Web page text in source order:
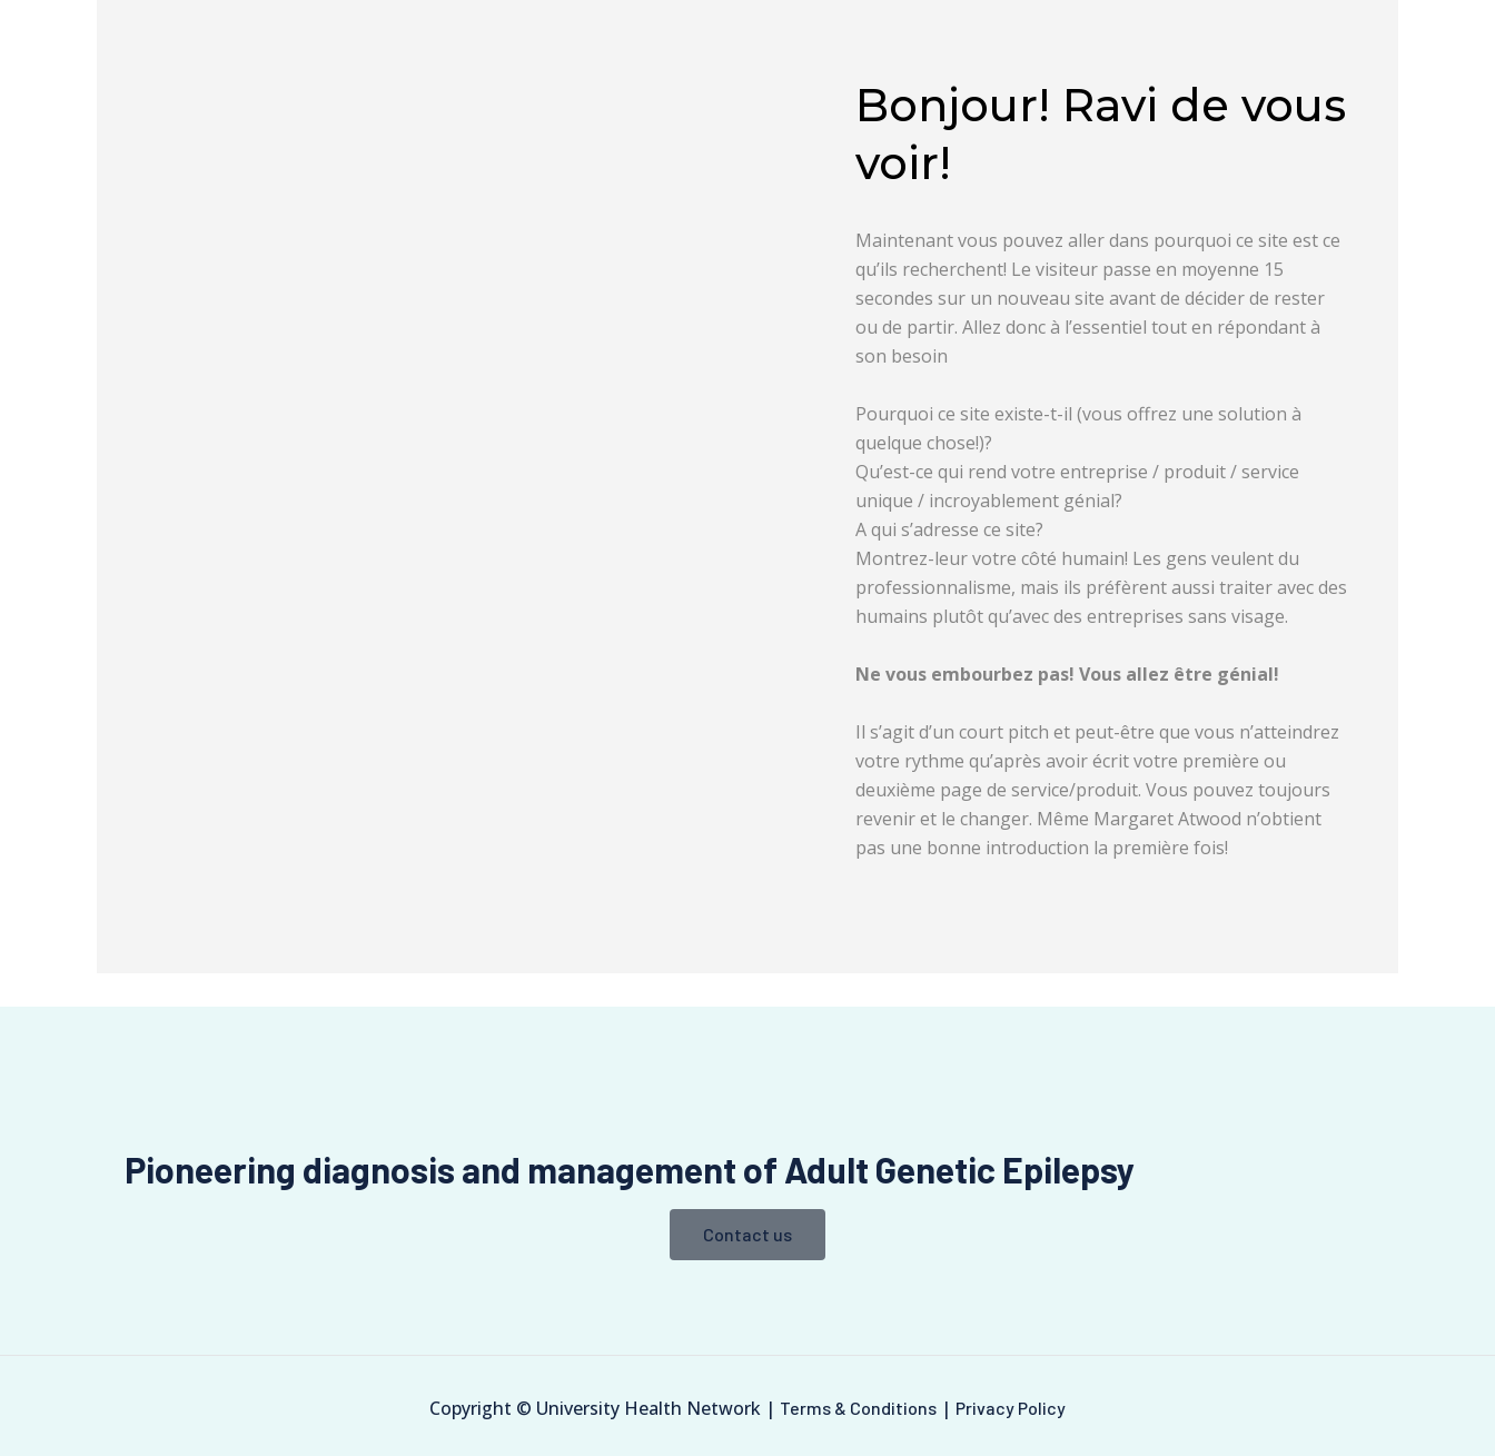
Bonjour! Ravi de vous
voir!
Maintenant vous pouvez aller dans pourquoi ce site est ce
qu’ils recherchent! Le visiteur passe en moyenne 15
secondes sur un nouveau site avant de décider de rester
ou de partir. Allez donc à l’essentiel tout en répondant à
son besoin
Pourquoi ce site existe-t-il (vous offrez une solution à
quelque chose!)?
Qu’est-ce qui rend votre entreprise / produit / service
unique / incroyablement génial?
A qui s’adresse ce site?
Montrez-leur votre côté humain! Les gens veulent du
professionnalisme, mais ils préfèrent aussi traiter avec des
humains plutôt qu’avec des entreprises sans visage.
Ne vous embourbez pas! Vous allez être génial!
Il s’agit d’un court pitch et peut-être que vous n’atteindrez
votre rythme qu’après avoir écrit votre première ou
deuxième page de service/produit. Vous pouvez toujours
revenir et le changer. Même Margaret Atwood n’obtient
pas une bonne introduction la première fois!
Pioneering diagnosis and management of Adult Genetic Epilepsy
Contact us
Copyright © University Health Network | Terms & Conditions | Privacy Policy